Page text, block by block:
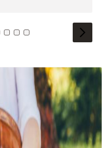
01
Kachel: 2
Zu Kachel: 3
Zu Kachel: 4
Zu Kachel: 5